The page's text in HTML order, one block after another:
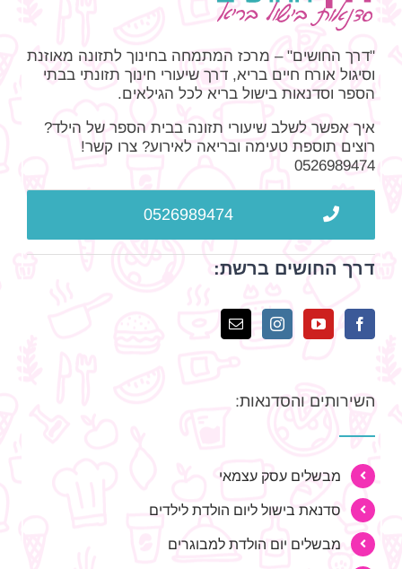
"דרך החושים" – מרכז המתמחה בחינוך לתזונה מאוזנת
וסיגול אורח חיים בריא, דרך שיעורי חינוך תזונתי בבתי
הספר וסדנאות בישול בריא לכל הגילאים.
איך אפשר לשלב שיעורי תזונה בבית הספר של הילד?
רוצים תוספת טעימה ובריאה לאירוע? צרו קשר!
0526989474
0526989474
דרך החושים ברשת:
השירותים והסדנאות:
מבשלים עסק עצמאי
סדנאת בישול ליום הולדת לילדים
מבשלים יום הולדת למבוגרים